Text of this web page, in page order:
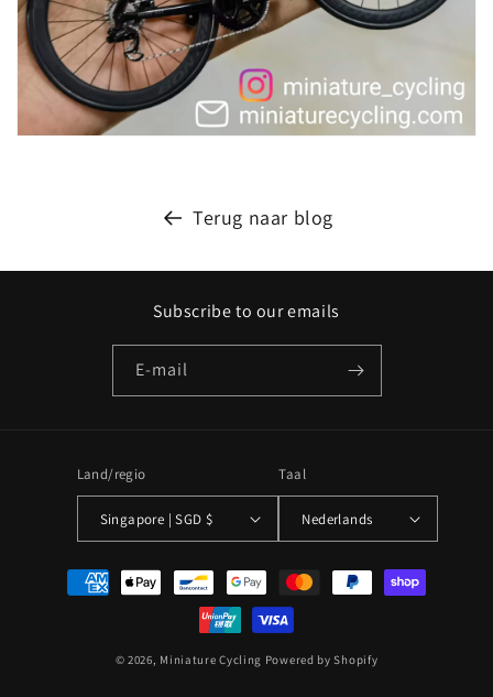
Terug naar blog
Subscribe to our emails
E‑mail
Land/regio
Singapore | SGD $
Taal
Nederlands
Betaalmethoden
© 2026, Miniature Cycling Powered by Shopify